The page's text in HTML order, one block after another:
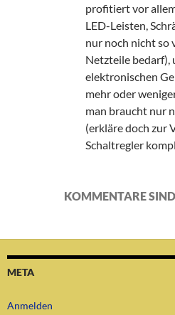
profitiert vor
LED-Leisten,
nur noch nicht so
Netzteile bedarf),
elektronischen
mehr oder
man braucht nur
(erkläre doch zur
Schaltregler
KOMMENTARE
META
Anmelden